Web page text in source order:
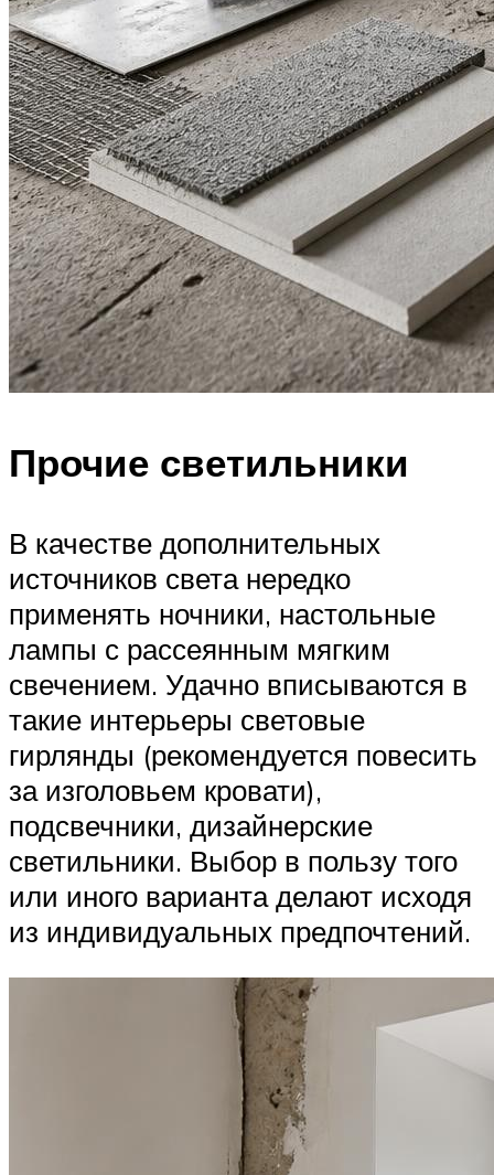
Прочие светильники
В качестве дополнительных
источников света нередко
применять ночники, настольные
лампы с рассеянным мягким
свечением. Удачно вписываются в
такие интерьеры световые
гирлянды (рекомендуется повесить
за изголовьем кровати),
подсвечники, дизайнерские
светильники. Выбор в пользу того
или иного варианта делают исходя
из индивидуальных предпочтений.